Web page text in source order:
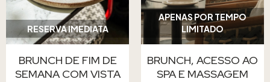
RESERVA IMEDIATA
BRUNCH DE FIM DE
SEMANA COM VISTA
APENAS POR TEMPO
LIMITADO
BRUNCH, ACESSO AO
SPA E MASSAGEM